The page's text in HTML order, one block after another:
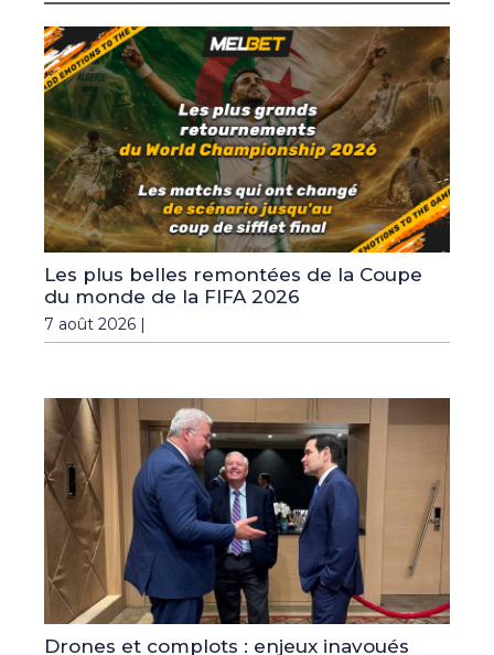
Les plus belles remontées de la Coupe
du monde de la FIFA 2026
7 août 2026 |
Drones et complots : enjeux inavoués